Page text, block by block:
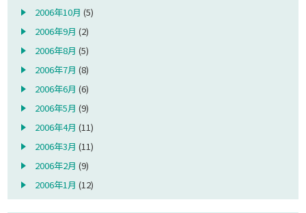
2006年10月 (5)
2006年9月 (2)
2006年8月 (5)
2006年7月 (8)
2006年6月 (6)
2006年5月 (9)
2006年4月 (11)
2006年3月 (11)
2006年2月 (9)
2006年1月 (12)